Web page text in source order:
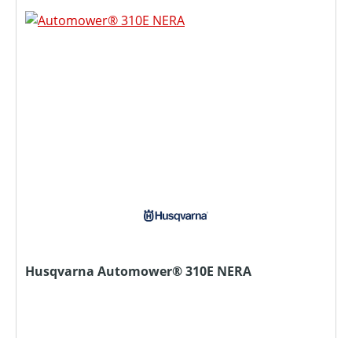
Husqvarna Automower® 310E NERA